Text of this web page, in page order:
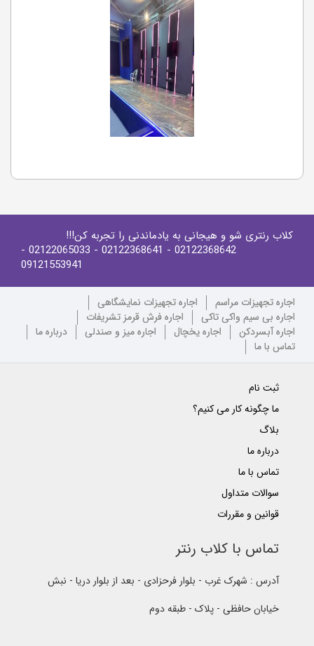
کلاب رنتری شو و هیجانی به یادماندنی را تجربه کن!!!
02122368642
- 02122368641
- 02122065033
-
09121553941
اجاره تجهیزات مراسم
اجاره تجهیزات نمایشگاهی
اجاره بی سیم واکی تاکی
اجاره فرش قرمز تشریفات
اجاره آبسردکن
اجاره یخچال اجاره میز و صندلی
درباره ما
تماس با ما
ثبت نام
ما چگونه کار می کنیم؟
بلاگ
درباره ما
تماس با ما
سوالات متداول
قوانین و مقررات
تماس با کلاب رنتر
آدرس : شهرک غرب - بلوار فرحزادی - بعد از بلوار دریا - نبش
خیابان حافظی - پلاک - طبقه دوم